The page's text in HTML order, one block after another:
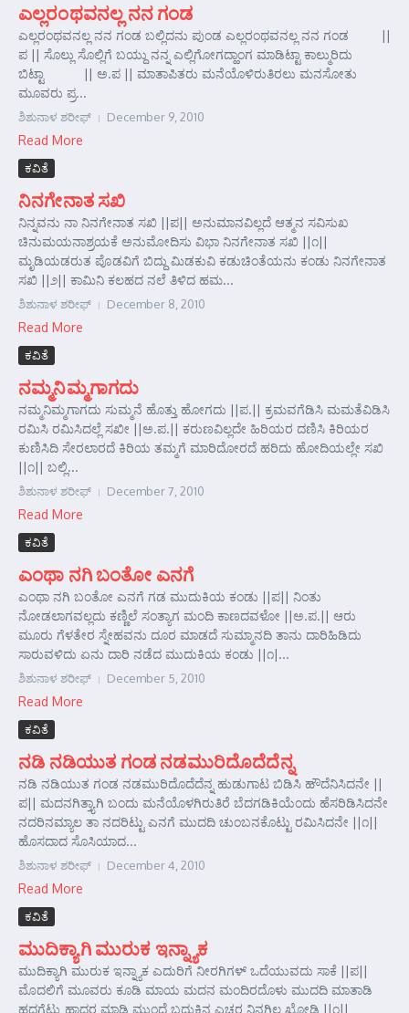
ಎಲ್ಲರಂಥವನಲ್ಲ ನನ ಗಂಡ
ಎಲ್ಲರಂಥವನಲ್ಲ ನನ ಗಂಡ ಬಲ್ಲಿದನು ಪುಂಡ ಎಲ್ಲರಂಥವನಲ್ಲ ನನ ಗಂಡ ||
ಪ || ಸೊಲ್ಲು ಸೊಲ್ಲಿಗೆ ಬಯ್ದು ನನ್ನ ಎಲ್ಲಿಗೋಗದ್ಹಾಂಗ ಮಾಡಿಟ್ಟಾ ಕಾಲ್ಮುರಿದು
ಬಿಟ್ಟಾ || ಅ.ಪ || ಮಾತಾಪಿತರು ಮನೆಯೊಳಿರುತಿರಲು ಮನಸೋತು
ಮೂವರು ಪ್ರ...
ಶಿಶುನಾಳ ಶರೀಫ್ December 9, 2010
Read More
ಕವಿತೆ
ನಿನಗೇನಾತ ಸಖಿ
ನಿನ್ನವನು ನಾ ನಿನಗೇನಾತ ಸಖಿ ||ಪ|| ಅನುಮಾನವಿಲ್ಲದೆ ಆತ್ಮನ ಸವಿಸುಖ
ಚಿನುಮಯನಾಶ್ರಯಕೆ ಅನುಮೋದಿಸು ವಿಭಾ ನಿನಗೇನಾತ ಸಖಿ ||೧||
ಮೃಡಿಯಡರುತ ಪೊಡವಿಗೆ ಬಿದ್ದು ಮಿಡಕುವಿ ಕಡುಚಿಂತೆಯನು ಕಂಡು ನಿನಗೇನಾತ
ಸಖಿ ||೨|| ಕಾಮಿನಿ ಕಲಹದ ನಲೆ ತಿಳಿದ ಹಮ...
ಶಿಶುನಾಳ ಶರೀಫ್ December 8, 2010
Read More
ಕವಿತೆ
ನಮ್ಮನಿಮ್ಮಗಾಗದು
ನಮ್ಮನಿಮ್ಮಗಾಗದು ಸುಮ್ಮನೆ ಹೊತ್ತು ಹೋಗದು ||ಪ.|| ಕ್ರಮವಗೆಡಿಸಿ ಮಮತೆವಿಡಿಸಿ
ರಮಿಸಿ ರಮಿಸಿದಲ್ಲೆ ಸಖೀ ||ಅ.ಪ.|| ಕರುಣವಿಲ್ಲದೇ ಹಿರಿಯರ ದಣಿಸಿ ಕಿರಿಯರ
ಕುಣಿಸಿದಿ ಸೇರಲಾರದೆ ಕಿರಿಯ ತಮ್ಮಗೆ ಮಾರಿದೋರದೆ ಹರಿದು ಹೋದಿಯಲ್ಲೇ ಸಖಿ
||೧|| ಬಲ್ಲಿ...
ಶಿಶುನಾಳ ಶರೀಫ್ December 7, 2010
Read More
ಕವಿತೆ
ಎಂಥಾ ನಗಿ ಬಂತೋ ಎನಗೆ
ಎಂಥಾ ನಗಿ ಬಂತೋ ಎನಗೆ ಗಡ ಮುದುಕಿಯ ಕಂಡು ||ಪ|| ನಿಂತು
ನೋಡಲಾಗವಲ್ಲದು ಕಣ್ಣಿಲೆ ಸಂತ್ಯಾಗ ಮಂದಿ ಕಾಣದವಳೋ ||ಅ.ಪ.|| ಆರು
ಮೂರು ಗೆಳತೇರ ಸ್ನೇಹವನು ದೂರ ಮಾಡದೆ ಸುಮ್ಮಾನದಿ ತಾನು ದಾರಿಹಿಡಿದು
ಸಾರುವಳಿದು ಏನು ದಾರಿ ನಡೆದ ಮುದುಕಿಯ ಕಂಡು ||೧|...
ಶಿಶುನಾಳ ಶರೀಫ್ December 5, 2010
Read More
ಕವಿತೆ
ನಡಿ ನಡಿಯುತ ಗಂಡ ನಡಮುರಿದೊದೆದೆನ್ನ
ನಡಿ ನಡಿಯುತ ಗಂಡ ನಡಮುರಿದೊದೆದೆನ್ನ ಹುಡುಗಾಟ ಬಿಡಿಸಿ ಹೌದೆನಿಸಿದನೇ ||
ಪ|| ಮದನಗಿತ್ತ್ಯಾಗಿ ಬಂದು ಮನೆಯೊಳಗಿರುತಿರೆ ಬೆದಗಡಿಕಿಯೆಂದು ಹೆಸರಿಡಿಸಿದನೇ
ನದರಿನಮ್ಯಾಲ ತಾ ನದರಿಟ್ಟು ಎನಗೆ ಮುದದಿ ಚುಂಬನಕೊಟ್ಟು ರಮಿಸಿದನೇ ||೧||
ಹೊಸದಾದ ಸೊಸಿಯಾದ...
ಶಿಶುನಾಳ ಶರೀಫ್ December 4, 2010
Read More
ಕವಿತೆ
ಮುದಿಕ್ಯಾಗಿ ಮುರುಕ ಇನ್ನ್ಯಾಕ
ಮುದಿಕ್ಯಾಗಿ ಮುರುಕ ಇನ್ನ್ಯಾಕ ಎದುರಿಗೆ ನೀರಗಿಗಳ್ ಒದೆಯುವದು ಸಾಕೆ ||ಪ||
ಮೊದಲಿಗೆ ಮೂವರು ಕೂಡಿ ಮಾಯ ಮದನ ಮಂದಿರದೊಳು ಮುದದಿ ಮಾತಾಡಿ
ಹದಗೆಟ್ಟು ಹಾದರ ಮಾಡಿ ಮುಂದೆ ಬದುಕಿನ ಎಚ್ಚರ ನಿನಗಿಲ್ಲ ಖೋಡಿ ||೧||